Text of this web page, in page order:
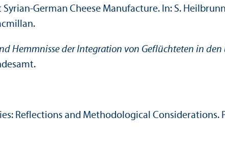
German Cheese Manufacture. In: S.
Hemmnisse der Integration von Geflüchteten in
Reflections and Methodological Considerations.